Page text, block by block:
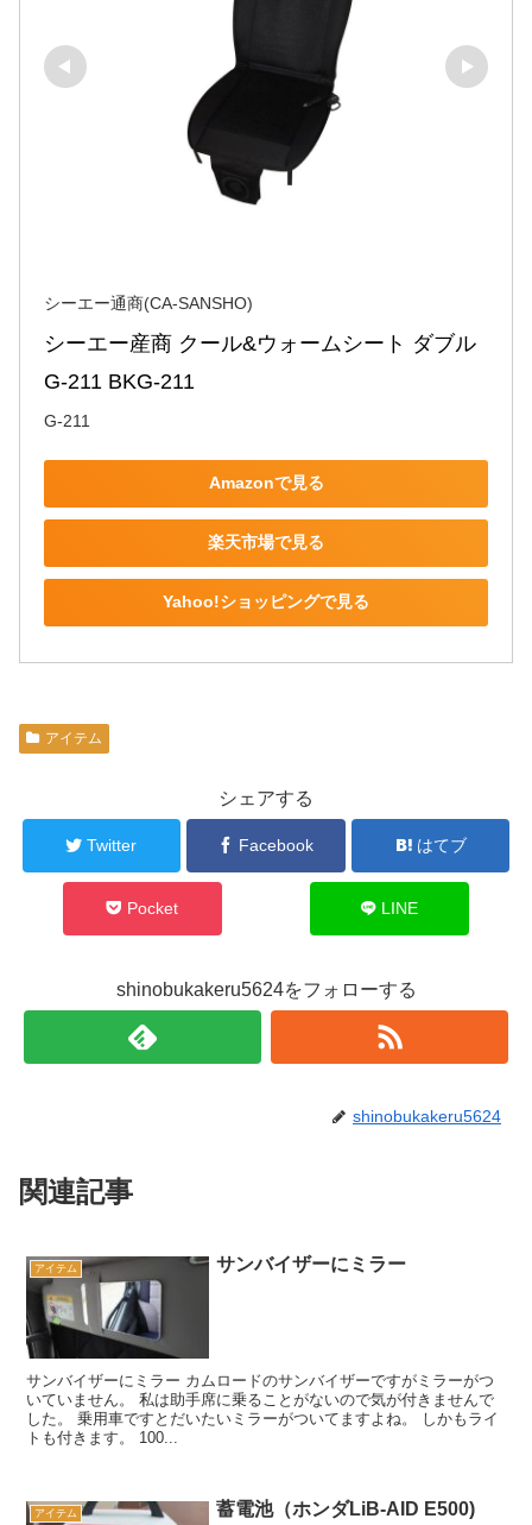
シーエー通商(CA-SANSHO)
シーエー産商 クール&ウォームシート ダブル
G-211 BKG-211
G-211
Amazonで見る
楽天市場で見る
Yahoo!ショッピングで見る
アイテム
シェアする
Twitter Facebook はてブ
Pocket LINE
shinobukakeru5624をフォローする
shinobukakeru5624
関連記事
アイテム サンバイザーにミラー
サンバイザーにミラー カムロードのサンバイザーですがミラーがつ
いていません。 私は助手席に乗ることがないので気が付きませんで
した。 乗用車ですとだいたいミラーがついてますよね。 しかもライ
トも付きます。 100...
アイテム 蓄電池（ホンダLiB-AID E500)